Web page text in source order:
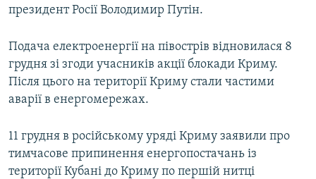
президент Росії Володимир Путін.
Подача електроенергії на півострів відновилася 8
грудня зі згоди учасників акції блокади Криму.
Після цього на території Криму стали частими
аварії в енергомережах.
11 грудня в російському уряді Криму заявили про
тимчасове припинення енергопостачань із
території Кубані до Криму по першій нитці